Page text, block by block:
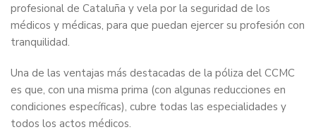
profesional de Cataluña y vela por la seguridad de los
médicos y médicas, para que puedan ejercer su profesión con
tranquilidad.
Una de las ventajas más destacadas de la póliza del CCMC
es que, con una misma prima (con algunas reducciones en
condiciones específicas), cubre todas las especialidades y
todos los actos médicos.